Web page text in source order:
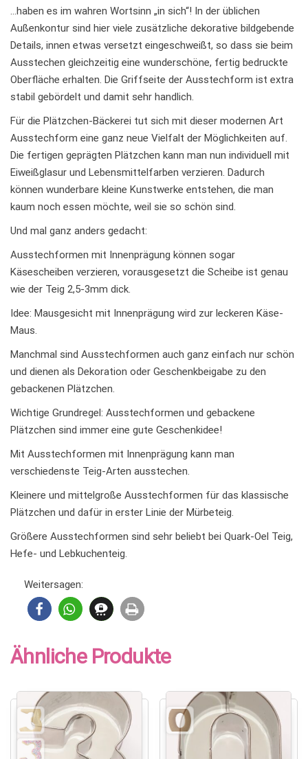
…haben es im wahren Wortsinn „in sich“! In der üblichen
Außenkontur sind hier viele zusätzliche dekorative bildgebende
Details, innen etwas versetzt eingeschweißt, so dass sie beim
Ausstechen gleichzeitig eine wunderschöne, fertig bedruckte
Oberfläche erhalten. Die Griffseite der Ausstechform ist extra
stabil gebördelt und damit sehr handlich.
Für die Plätzchen-Bäckerei tut sich mit dieser modernen Art
Ausstechform eine ganz neue Vielfalt der Möglichkeiten auf.
Die fertigen geprägten Plätzchen kann man nun individuell mit
Eiweißglasur und Lebensmittelfarben verzieren. Dadurch
können wunderbare kleine Kunstwerke entstehen, die man
kaum noch essen möchte, weil sie so schön sind.
Und mal ganz anders gedacht:
Ausstechformen mit Innenprägung können sogar
Käsescheiben verzieren, vorausgesetzt die Scheibe ist genau
wie der Teig 2,5-3mm dick.
Idee: Mausgesicht mit Innenprägung wird zur leckeren Käse-
Maus.
Manchmal sind Ausstechformen auch ganz einfach nur schön
und dienen als Dekoration oder Geschenkbeigabe zu den
gebackenen Plätzchen.
Wichtige Grundregel: Ausstechformen und gebackene
Plätzchen sind immer eine gute Geschenkidee!
Mit Ausstechformen mit Innenprägung kann man
verschiedenste Teig-Arten ausstechen.
Kleinere und mittelgroße Ausstechformen für das klassische
Plätzchen und dafür in erster Linie der Mürbeteig.
Größere Ausstechformen sind sehr beliebt bei Quark-Oel Teig,
Hefe- und Lebkuchenteig.
Weitersagen:
Ähnliche Produkte